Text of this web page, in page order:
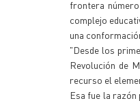
frontera
complejo
una
"Desde los
Revolución de
recurso el
Esa fue la